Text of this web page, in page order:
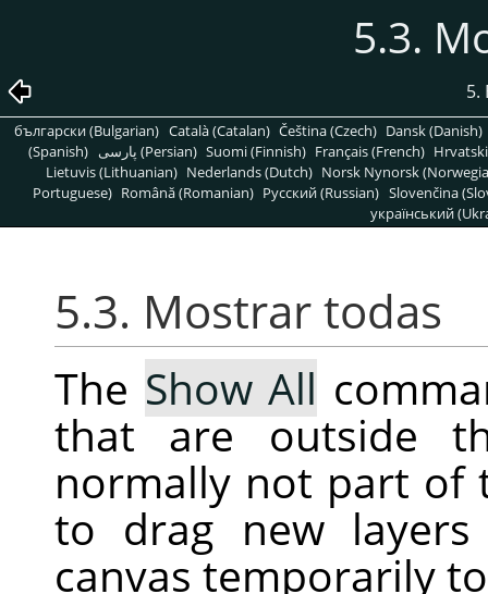
5.3.
5.
български (Bulgarian) Català (Catalan) Čeština (Czech) Dansk (Danish)
(Spanish)
پارسی (Persian) Suomi (Finnish) Français (French)
Lietuvis (Lithuanian) Nederlands (Dutch) Norsk Nynorsk
Portuguese) Română (Romanian) Pусский (Russian) Slovenčina
український
5.3. Mostrar todas
The Show All
that are outside
normally not part of
to drag new
canvas temporarily